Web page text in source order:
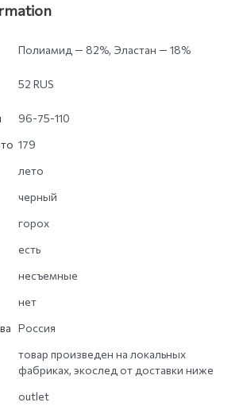
Полиамид — 82%, Эластан — 18%
52 RUS
96-75-110
179
лето
черный
горох
есть
несъемные
нет
Россия
товар произведен на локальных
фабриках, экослед от доставки ниже
outlet